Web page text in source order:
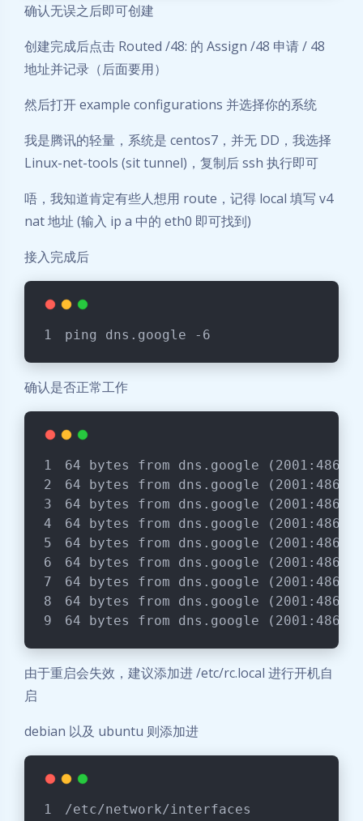
确认无误之后即可创建
创建完成后点击 Routed /48: 的 Assign /48 申请 / 48
地址并记录（后面要用）
然后打开 example configurations 并选择你的系统
我是腾讯的轻量，系统是 centos7，并无 DD，我选择
Linux-net-tools (sit tunnel)，复制后 ssh 执行即可
唔，我知道肯定有些人想用 route，记得 local 填写 v4
nat 地址 (输入 ip a 中的 eth0 即可找到)
接入完成后
ping dns.google -6
确认是否正常工作
64 bytes from dns.google
64 bytes from dns.google
64 bytes from dns.google
64 bytes from dns.google
64 bytes from dns.google
64 bytes from dns.google
64 bytes from dns.google
64 bytes from dns.google
64 bytes from dns.google
由于重启会失效，建议添加进 /etc/rc.local 进行开机自
启
debian 以及 ubuntu 则添加进
/etc/network/interfaces